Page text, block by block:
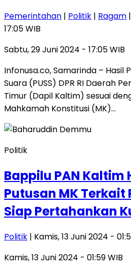
Pemerintahan | Politik | Ragam
17:05 WIB
Sabtu, 29 Juni 2024 - 17:05 WIB
Infonusa.co, Samarinda – Hasil
Suara (PUSS) DPR RI Daerah
Timur (Dapil Kaltim) sesuai
Mahkamah Konstitusi (MK)…
Politik
Bappilu PAN Kaltim
Putusan MK Terkait
Siap Pertahankan
Politik | Kamis, 13 Juni 2024 -
Kamis, 13 Juni 2024 - 01:59 WIB